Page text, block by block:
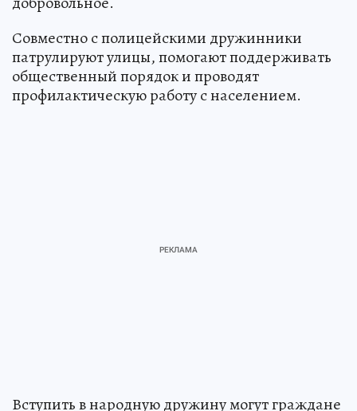
Совместно с полицейскими дружинники
патрулируют улицы, помогают поддерживать
общественный порядок и проводят
профилактическую работу с населением.
Вступить в народную дружину могут граждане